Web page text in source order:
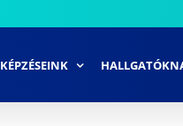
KÉPZÉSEINK